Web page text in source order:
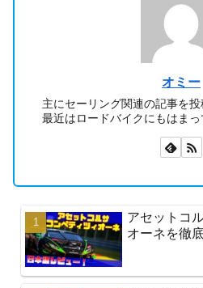
オミー
主にセーリング関連の記事を投
最近はロードバイクにもはまっ
アセットコ
オーネを徹